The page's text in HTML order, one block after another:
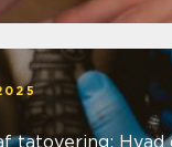
tatovering: Hvad